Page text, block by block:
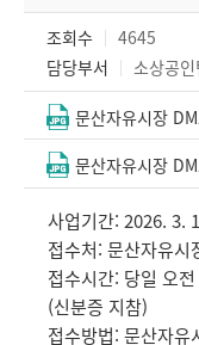
조회수 4645
담당부서
소상공인
문산자유시장
문산자유시장
사업기간: 2026. 3.
접수처: 문산자유시
접수시간: 당일 오
(신분증 지참)
접수방법: 문산자